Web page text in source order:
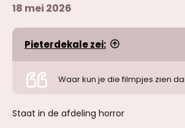
18 mei 2026
Pieterdekale zei:
Waar kun je die filmpjes zien
Staat in de afdeling horror